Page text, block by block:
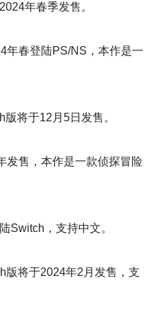
年春季发售。
年春登陆PS/NS，本作是一
将于12月5日发售。
发售，本作是一款侦探冒险
Switch，支持中文。
版将于2024年2月发售，支